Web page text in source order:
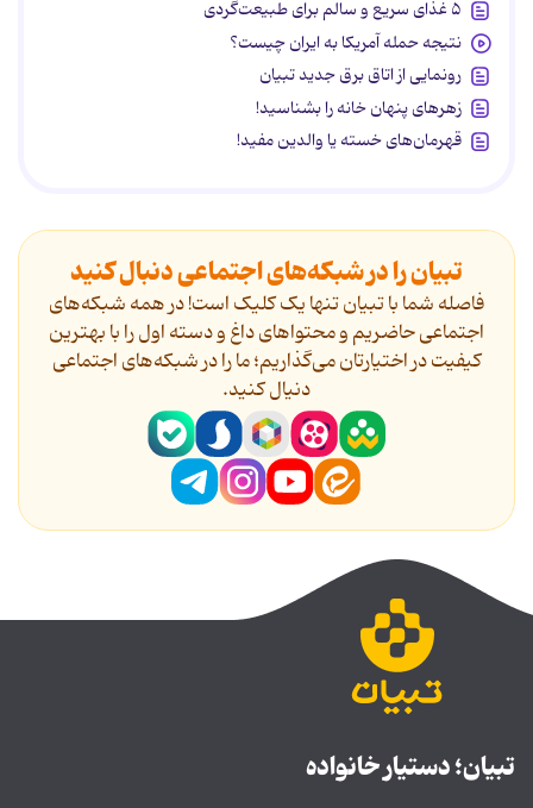
۵ غذای سریع و سالم برای طبیعت‌گردی
نتیجه حمله آمریکا به ایران چیست؟
رونمایی از اتاق برق جدید تبیان
زهرهای پنهان خانه را بشناسید!
قهرمان‌های خسته یا والدین مفید!
تبیان را در شبکه‌های اجتماعی دنبال کنید
فاصله شما با تبیان تنها یک کلیک است! در همه شبکه‌های
اجتماعی حاضریم و محتواهای داغ و دسته اول را با بهترین
کیفیت در اختیارتان می‌گذاریم؛ ما را در شبکه‌های اجتماعی
دنیال کنید.
تبیان؛ دستیار خانواده